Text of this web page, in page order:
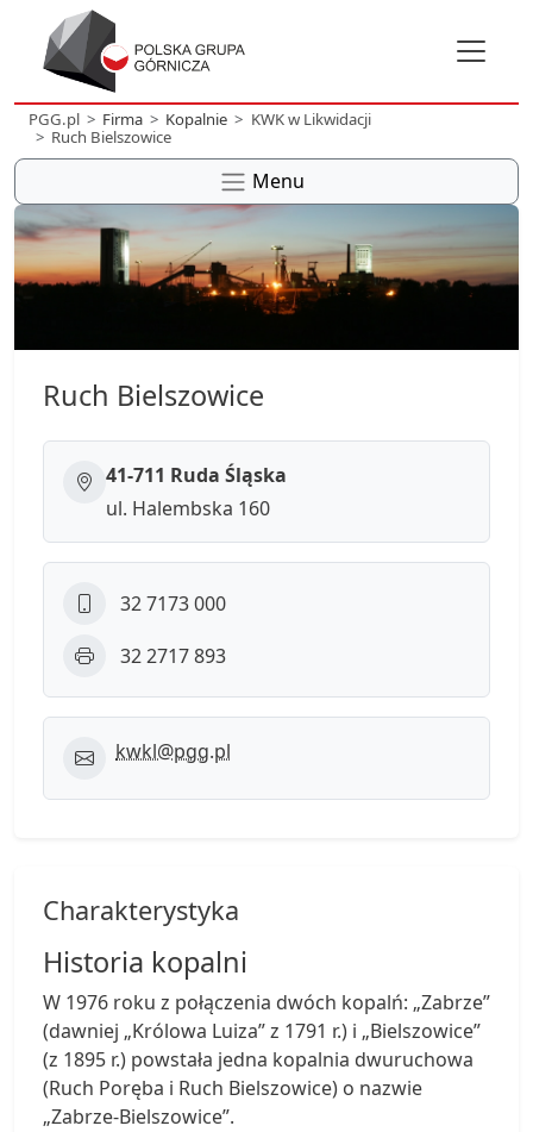
PGG.pl Firma Kopalnie
KWK w Likwidacji
Ruch Bielszowice
Menu
Ruch Bielszowice
41-711 Ruda Śląska
ul. Halembska 160
32 7173 000
32 2717 893
kwkl@pgg.pl
Charakterystyka
Historia kopalni
W 1976 roku z połączenia dwóch kopalń: „Zabrze”
(dawniej „Królowa Luiza” z 1791 r.) i „Bielszowice”
(z 1895 r.) powstała jedna kopalnia dwuruchowa
(Ruch Poręba i Ruch Bielszowice) o nazwie
„Zabrze-Bielszowice”.